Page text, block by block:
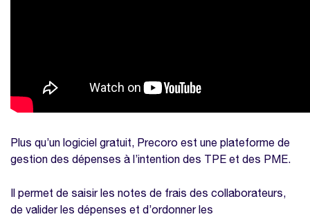
Plus qu’un logiciel gratuit, Precoro est une plateforme de
gestion des dépenses à l’intention des TPE et des PME.
Il permet de saisir les notes de frais des collaborateurs,
de valider les dépenses et d’ordonner les